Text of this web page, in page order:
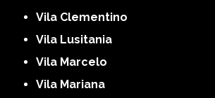
Vila Clementino
Vila Lusitania
Vila Marcelo
Vila Mariana